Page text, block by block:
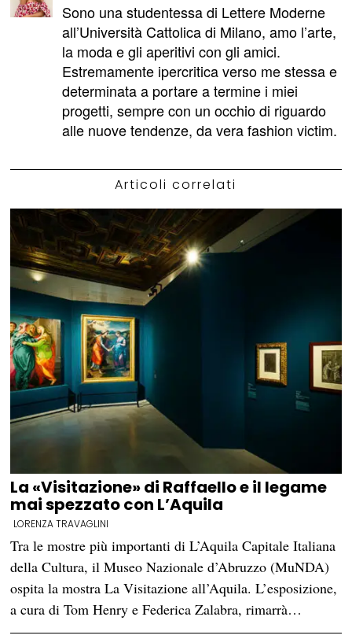
Sono una studentessa di Lettere Moderne
all’Università Cattolica di Milano, amo l’arte,
la moda e gli aperitivi con gli amici.
Estremamente ipercritica verso me stessa e
determinata a portare a termine i miei
progetti, sempre con un occhio di riguardo
alle nuove tendenze, da vera fashion victim.
Articoli correlati
La «Visitazione» di Raffaello e il legame
mai spezzato con L’Aquila
LORENZA TRAVAGLINI
Tra le mostre più importanti di L’Aquila Capitale Italiana
della Cultura, il Museo Nazionale d’Abruzzo (MuNDA)
ospita la mostra La Visitazione all’Aquila. L’esposizione,
a cura di Tom Henry e Federica Zalabra, rimarrà…